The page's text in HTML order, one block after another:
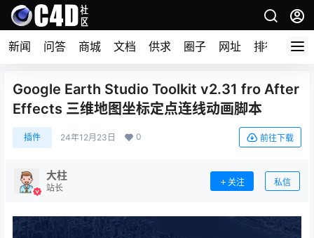
新闻 问答 商城 文档 供求 圈子 网址 排行榜
Google Earth Studio Toolkit v2.31 fro After
Effects 三维地图坐标定点连线动画脚本
插件 24年12月23日 0 前往下载
大柱
站长
关注 私信